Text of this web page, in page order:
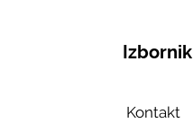
Izbornik
Kontakt